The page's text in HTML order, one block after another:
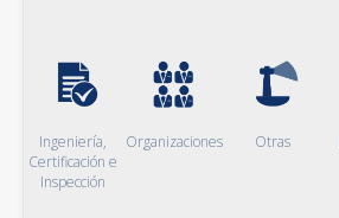
Ingeniería,
Certificación e
Inspección
Organizaciones Otras